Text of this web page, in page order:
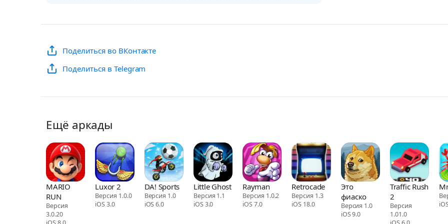
Поделиться во ВКонтакте
Поделиться в Telegram
Ещё аркады
MARIO
RUN
Версия
3.0.20
Luxor 2
Версия 1.0.0
iOS 3.0
DA! Sports
Версия 1.0
iOS 6.0
Little Ghost
Версия 1.1
iOS 3.0
Rayman
Версия 1.0.2
iOS 7.0
Retrocade
Версия 1.3
iOS 18.0
Это
фиаско
Версия 1.0
iOS 9.0
Traffic Rush
2
Версия
1.01.0